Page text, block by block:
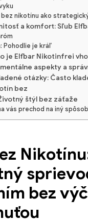
bez nikotínu ako
a komfort: Sľub
Pohodlie je kráľ
je Elfbar Nikotinfrei
aspekty a
otázky: Často
bez
štýl bez záťaže
vás prechod na iný
bez